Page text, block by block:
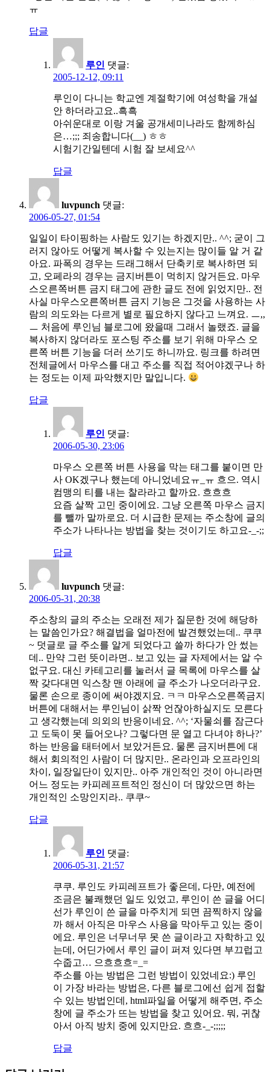
ㅠ
답글
루인 댓글:
2005-12-12, 09:11
루인이 다니는 학교엔 계절학기에 여성학을 개설
안 하더라고요..흑흑
아쉬운대로 이랑 겨울 공개세미나라도 함께하심
은…;;; 죄송합니다(__) ㅎㅎ
시험기간일텐데 시험 잘 보세요^^
답글
luvpunch 댓글:
2006-05-27, 01:54
일일이 타이핑하는 사람도 있기는 하겠지만.. ^^; 굳이 그
러지 않아도 어떻게 복사할 수 있는지는 많이들 알 거 같
아요. 파폭의 경우는 드래그해서 단축키로 복사하면 되
고, 오페라의 경우는 금지버튼이 먹히지 않거든요. 마우
스오른쪽버튼 금지 태그에 관한 글도 전에 읽었지만.. 전
사실 마우스오른쪽버튼 금지 기능은 그것을 사용하는 사
람의 의도와는 다르게 별로 필요하지 않다고 느껴요. ㅡ,,
ㅡ 처음에 루인님 블로그에 왔을때 그래서 놀랬죠. 글을
복사하지 않더라도 포스팅 주소를 보기 위해 마우스 오
른쪽 버튼 기능을 더러 쓰기도 하니까요. 링크를 하려면
전체글에서 마우스를 대고 주소를 직접 적어야겠구나 하
는 정도는 이제 파악했지만 말입니다.
답글
루인 댓글:
2006-05-30, 23:06
마우스 오른쪽 버튼 사용을 막는 태그를 붙이면 만
사 OK겠구나 했는데 아니었네요ㅠ_ㅠ 흐으. 역시
컴맹의 티를 내는 찰라라고 할까요. 흐흐흐
요즘 살짝 고민 중이에요. 그냥 오른쪽 마우스 금지
를 뺄까 말까로요. 더 시급한 문제는 주소창에 글의
주소가 나타나는 방법을 찾는 것이기도 하고요-_-;;
답글
luvpunch 댓글:
2006-05-31, 20:38
주소창의 글의 주소는 오래전 제가 질문한 것에 해당하
는 말씀인가요? 해결법을 얼마전에 발견했었는데.. 쿠쿠
~ 덧글로 글 주소를 알게 되었다고 쓸까 하다가 안 썼는
데.. 만약 그런 뜻이라면.. 보고 있는 글 자제에서는 알 수
없구요. 대신 카테고리를 눌러서 글 목록에 마우스를 살
짝 갖다대면 익스창 맨 아래에 글 주소가 나오더라구요.
물론 손으로 종이에 써야겠지요. ㅋㅋ 마우스오른쪽금지
버튼에 대해서는 루인님이 삵짝 언잖아하실지도 모른다
고 생각했는데 의외의 반응이네요. ^^; ‘자물쇠를 잠근다
고 도둑이 못 들어오나? 그렇다면 문 열고 다녀야 하나?’
하는 반응을 태터에서 보았거든요. 물론 금지버튼에 대
해서 회의적인 사람이 더 많지만.. 온라인과 오프라인의
차이, 일장일단이 있지만.. 아주 개인적인 것이 아니라면
어느 정도는 카피레프트적인 정신이 더 많았으면 하는
개인적인 소망인지라.. 쿠쿠~
답글
루인 댓글:
2006-05-31, 21:57
쿠쿠. 루인도 카피레프트가 좋은데, 다만, 예전에
조금은 불쾌했던 일도 있었고, 루인이 쓴 글을 어디
선가 루인이 쓴 글을 마주치게 되면 끔찍하지 않을
까 해서 아직은 마우스 사용을 막아두고 있는 중이
에요. 루인은 너무너무 못 쓴 글이라고 자학하고 있
는데, 어딘가에서 루인 글이 퍼져 있다면 부끄럽고
수줍고… 으흐흐흐=_=
주소를 아는 방법은 그런 방법이 있었네요:) 루인
이 가장 바라는 방법은, 다른 블로그에선 쉽게 접할
수 있는 방법인데, html파일을 어떻게 해주면, 주소
창에 글 주소가 뜨는 방법을 찾고 있어요. 뭐, 귀찮
아서 아직 방치 중에 있지만요. 흐흐-_-;;;;;
답글